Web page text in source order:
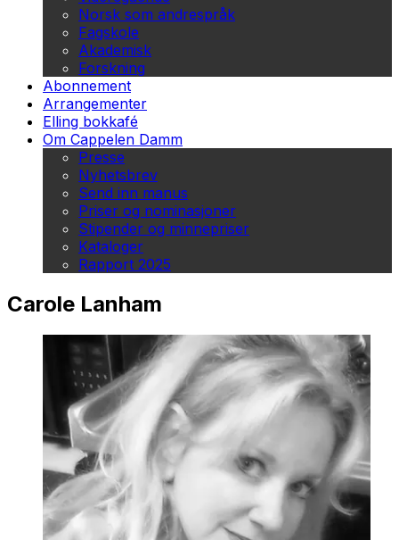
Norsk som andrespråk
Fagskole
Akademisk
Forskning
Abonnement
Arrangementer
Elling bokkafé
Om Cappelen Damm
Presse
Nyhetsbrev
Send inn manus
Priser og nominasjoner
Stipender og minnepriser
Kataloger
Rapport 2025
Carole Lanham